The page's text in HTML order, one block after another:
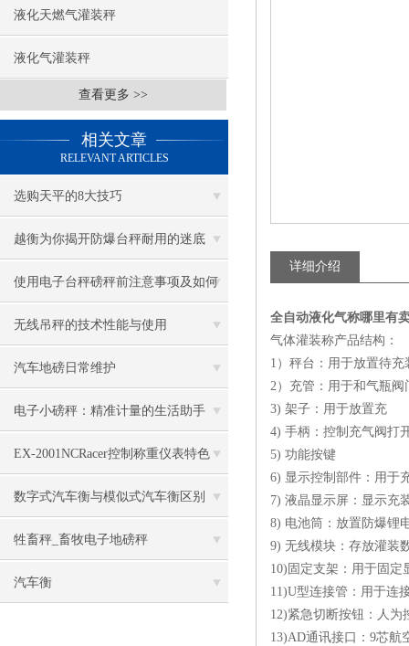
液化天燃气灌装秤
液化气灌装秤
查看更多 >>
相关文章
RELEVANT ARTICLES
选购天平的8大技巧
越衡为你揭开防爆台秤耐用的迷底
使用电子台秤磅秤前注意事项及如何
保养
无线吊秤的技术性能与使用
汽车地磅日常维护
电子小磅秤：精准计量的生活助手
EX-2001NCRacer控制称重仪表特色
数字式汽车衡与模似式汽车衡区别
牲畜秤_畜牧电子地磅秤
汽车衡
详细介绍
全自动液化气称哪里有
气体灌装称产品结构：
1）秤台：用于放置待充
2）充管：用于和气瓶阀
3) 架子：用于放置充
4) 手柄：控制充气阀打
5) 功能按键
6) 显示控制部件：用于
7) 液晶显示屏：显示充
8) 电池筒：放置防爆锂
9) 无线模块：存放灌装
10)固定支架：用于固定
11)U型连接管：用于连
12)紧急切断按钮：人
13)AD通讯接口：9芯航